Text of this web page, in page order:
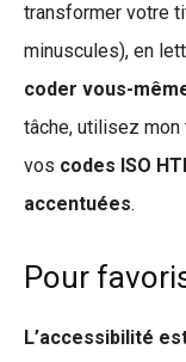
transformer votre
minuscules), en
coder vous-
tâche, utilisez mon
vos codes ISO
accentuées.
Pour
L’accessibilité